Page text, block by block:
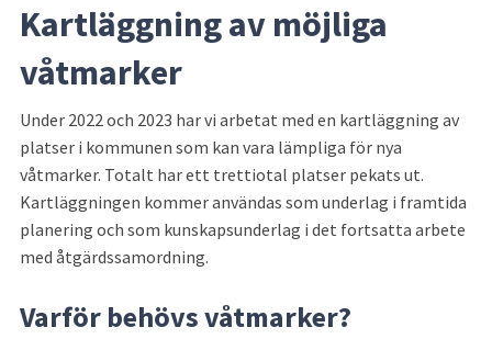
Kartläggning av möjliga
våtmarker
Under 2022 och 2023 har vi arbetat med en kartläggning av
platser i kommunen som kan vara lämpliga för nya
våtmarker. Totalt har ett trettiotal platser pekats ut.
Kartläggningen kommer användas som underlag i framtida
planering och som kunskapsunderlag i det fortsatta arbete
med åtgärdssamordning.
Varför behövs våtmarker?